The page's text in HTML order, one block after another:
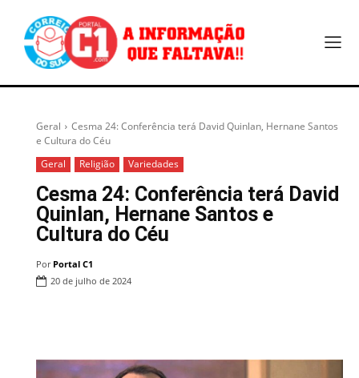
Geral
Cesma 24: Conferência terá David Quinlan, Hernane Santos
e Cultura do Céu
Geral
Religião Variedades
Cesma 24: Conferência terá David
Quinlan, Hernane Santos e
Cultura do Céu
Por Portal C1
20 de julho de 2024